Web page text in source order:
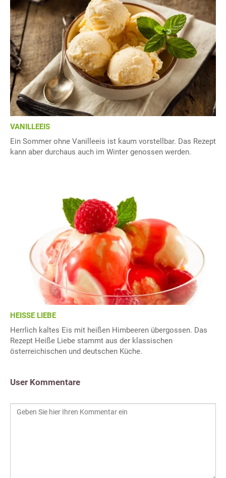
VANILLEEIS
Ein Sommer ohne Vanilleeis ist kaum vorstellbar. Das Rezept
kann aber durchaus auch im Winter genossen werden.
HEISSE LIEBE
Herrlich kaltes Eis mit heißen Himbeeren übergossen. Das
Rezept Heiße Liebe stammt aus der klassischen
österreichischen und deutschen Küche.
User Kommentare